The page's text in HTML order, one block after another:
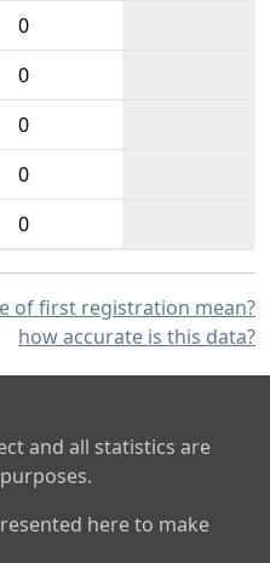
0
0
0
0
0
of first registration mean?
how accurate is this data?
and all statistics are
here to make